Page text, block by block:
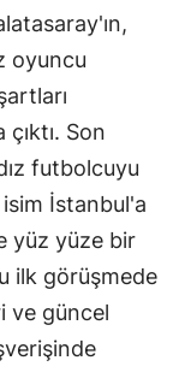
oyuncu
Son
futbolcuyu
isim İstanbul'a
yüz yüze bir
ilk görüşmede
ve güncel